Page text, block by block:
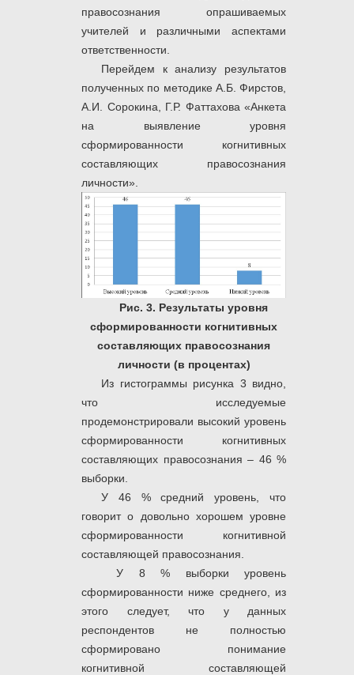
правосознания опрашиваемых
учителей и различными аспектами
ответственности.
Перейдем к анализу результатов
полученных по методике А.Б. Фирстов,
А.И. Сорокина, Г.Р. Фаттахова «Анкета
на выявление уровня
сформированности когнитивных
составляющих правосознания
личности».
Рис. 3. Результаты уровня
сформированности когнитивных
составляющих правосознания
личности (в процентах)
Из гистограммы рисунка 3 видно,
что исследуемые
продемонстрировали высокий уровень
сформированности когнитивных
составляющих правосознания – 46 %
выборки.
У 46 % средний уровень, что
говорит о довольно хорошем уровне
сформированности когнитивной
составляющей правосознания.
У 8 % выборки уровень
сформированности ниже среднего, из
этого следует, что у данных
респондентов не полностью
сформировано понимание
когнитивной составляющей